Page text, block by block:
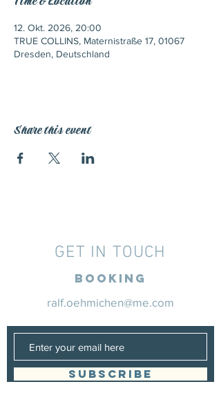
12. Okt. 2026, 20:00
TRUE COLLINS, Maternistraße 17, 01067
Dresden, Deutschland
Share this event
GET IN TOUCH
Booking
ralf.oehmichen@me.com
SUBSCRIBE